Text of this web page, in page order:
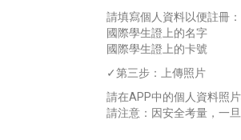
請填寫個人資料以便註冊：
國際學生證上的名字
國際學生證上的卡號
✓第三步：上傳照片
請在APP中的個人資料照
請注意：因安全考量，一